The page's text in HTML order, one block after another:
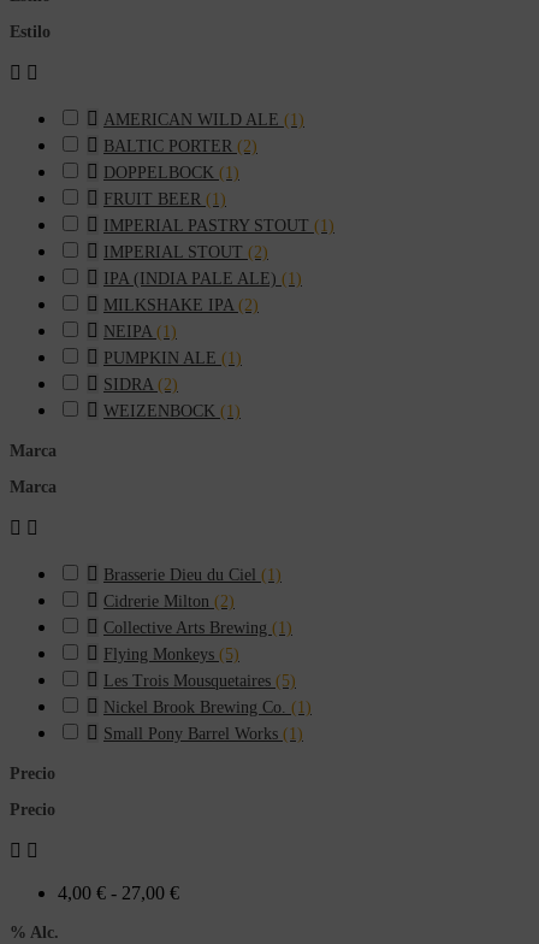
Estilo
 
 AMERICAN WILD ALE (1)
 BALTIC PORTER (2)
 DOPPELBOCK (1)
 FRUIT BEER (1)
 IMPERIAL PASTRY STOUT (1)
 IMPERIAL STOUT (2)
 IPA (INDIA PALE ALE) (1)
 MILKSHAKE IPA (2)
 NEIPA (1)
 PUMPKIN ALE (1)
 SIDRA (2)
 WEIZENBOCK (1)
Marca
Marca
 
 Brasserie Dieu du Ciel (1)
 Cidrerie Milton (2)
 Collective Arts Brewing (1)
 Flying Monkeys (5)
 Les Trois Mousquetaires (5)
 Nickel Brook Brewing Co. (1)
 Small Pony Barrel Works (1)
Precio
Precio
 
4,00 € - 27,00 €
% Alc.